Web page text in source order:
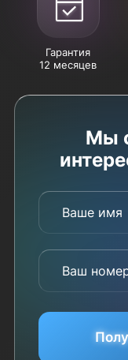
Гарантия
12 месяцев
Мы
Ваше имя
Ваш номер